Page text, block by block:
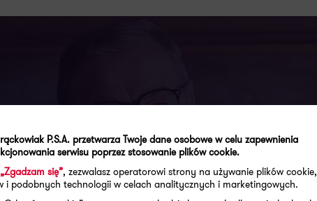
notowanych na
P.S.A. przetwarza Twoje dane osobowe w celu zapewnienia
serwisu poprzez stosowanie plików cookie.
„Zgadzam się”, zezwalasz operatorowi strony na używanie plików cookie,
i podobnych technologii w celach analitycznych i marketingowych.